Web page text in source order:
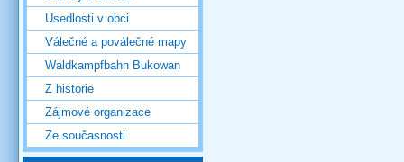
Usedlosti v obci
Válečné a poválečné mapy
Waldkampfbahn Bukowan
Z historie
Zájmové organizace
Ze současnosti